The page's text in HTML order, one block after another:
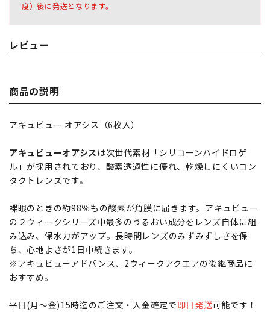
度）後に発送となります。
レビュー
商品の説明
アキュビュー オアシス（6枚入）
アキュビューオアシス は次世代素材「シリコーンハイドロゲ
ル」が採用されており、酸素透過性に優れ、乾燥しにくいコン
タクトレンズです。
裸眼のときの約98％もの酸素が角膜に届きます。アキュビュー
の２ウィークシリーズ中最多のうるおい成分をレンズ自体に組
み込み、保水力がアップ。長時間レンズのみずみずしさを保
ち、心地よさが1日中続きます。
※アキュビューアドバンス、2ウィークアクエアの後継商品に
おすすめ。
平日(月～金)15時迄のご注文・入金確定で即日発送可能です！